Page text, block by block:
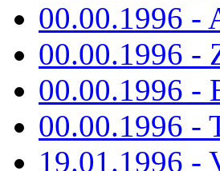
00.00.1996 -
00.00.1996 -
00.00.1996 -
00.00.1996 -
19.01.1996 -